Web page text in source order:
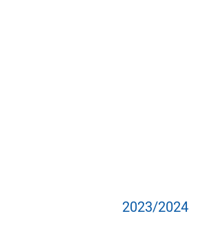
2023/2024